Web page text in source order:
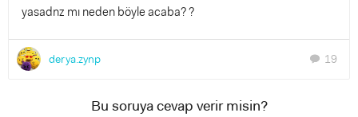
yasadnz mı neden böyle acaba? ?
derya.zynp chat 19
Bu soruya cevap verir misin?